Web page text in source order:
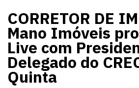
CORRETOR DE
Mano Imóveis
Live com
Delegado do
Quinta